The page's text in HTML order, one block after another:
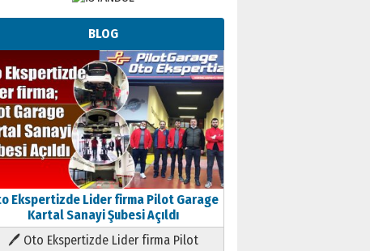
BLOG
Ekspertizde Lider firma Pilot Garage
Kartal Sanayi Şubesi Açıldı
🖊 Oto Ekspertizde Lider firma Pilot